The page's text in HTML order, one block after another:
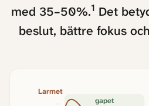
med 35–50%.1 Det
beslut, bättre fokus
gapet
Larmet